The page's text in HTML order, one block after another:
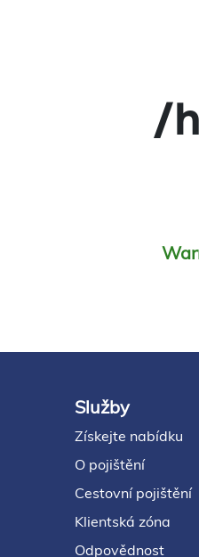
/
Footer
Služby
Získejte nabídku
O pojištění
Cestovní pojištění
Klientská zóna
Odpovědnost